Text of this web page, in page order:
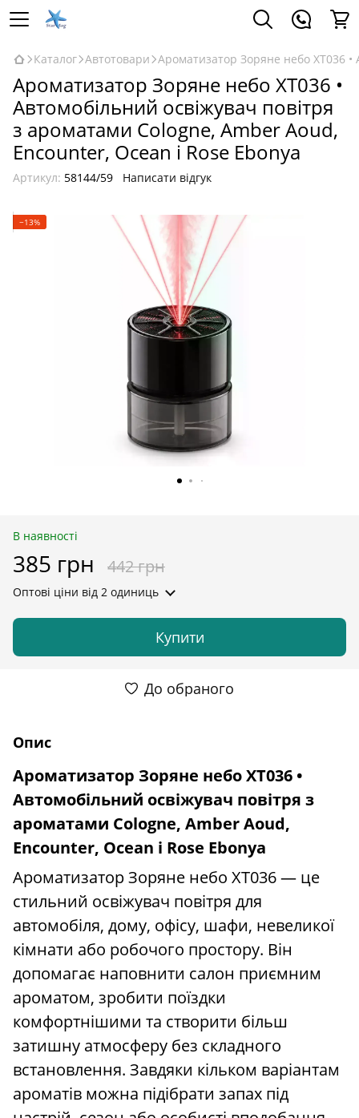
Каталог Автотовари Ароматизатор Зоряне небо XT036
Ароматизатор Зоряне небо XT036 •
Автомобільний освіжувач повітря
з ароматами Cologne, Amber Aoud,
Encounter, Ocean і Rose Ebonya
Артикул: 58144/59 Написати відгук
−13%
В наявності
385 грн 442 грн
Оптові ціни від 2 одиниць
Купити
До обраного
Опис
Ароматизатор Зоряне небо XT036 •
Автомобільний освіжувач повітря з
ароматами Cologne, Amber Aoud,
Encounter, Ocean і Rose Ebonya
Ароматизатор Зоряне небо XT036 — це
стильний освіжувач повітря для
автомобіля, дому, офісу, шафи, невеликої
кімнати або робочого простору. Він
допомагає наповнити салон приємним
ароматом, зробити поїздки
комфортнішими та створити більш
затишну атмосферу без складного
встановлення. Завдяки кільком варіантам
ароматів можна підібрати запах під